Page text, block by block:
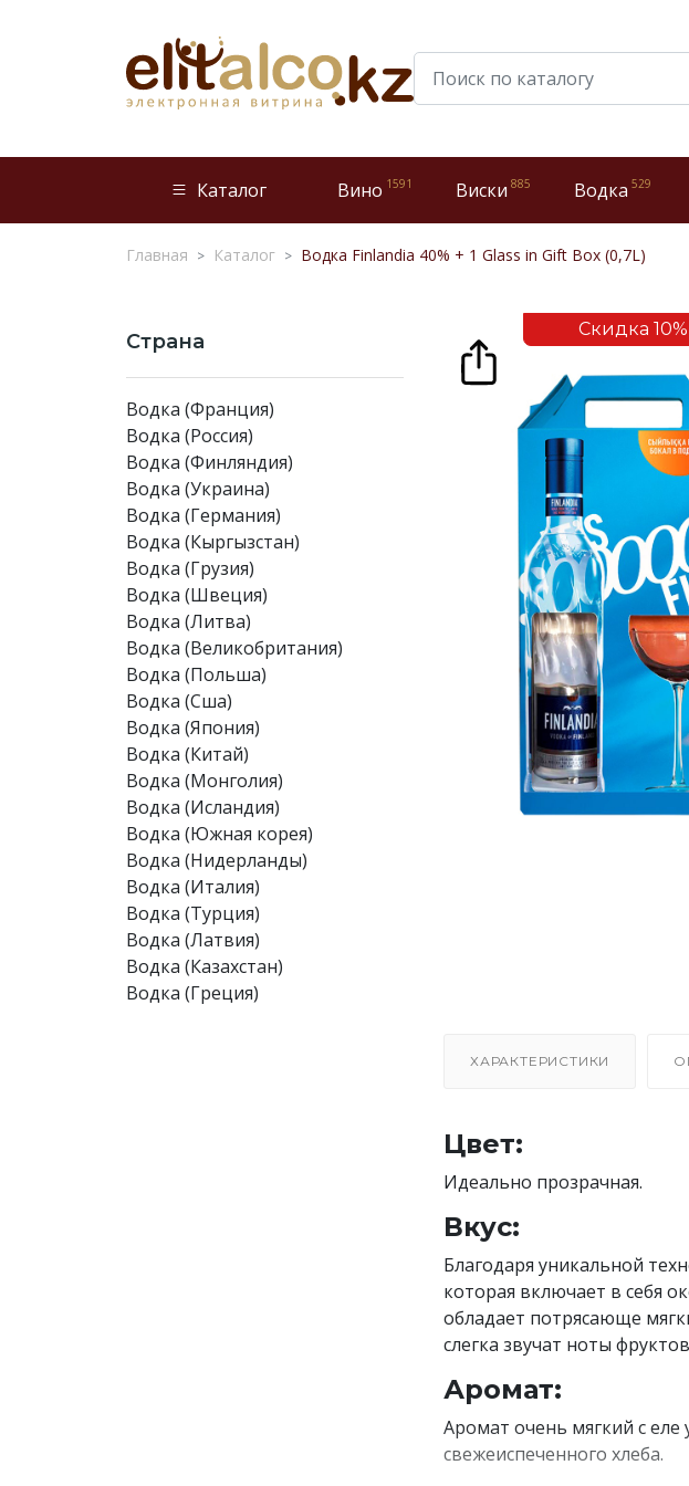
Каталог Вино 1591 Виски 885 Водка 529
Главная Каталог Водка Finlandia 40% + 1 Glass in Gift Box (0,7L)
Страна
Водка (Франция)
Водка (Россия)
Водка (Финляндия)
Водка (Украина)
Водка (Германия)
Водка (Кыргызстан)
Водка (Грузия)
Водка (Швеция)
Водка (Литва)
Водка (Великобритания)
Водка (Польша)
Водка (Сша)
Водка (Япония)
Водка (Китай)
Водка (Монголия)
Водка (Исландия)
Водка (Южная корея)
Водка (Нидерланды)
Водка (Италия)
Водка (Турция)
Водка (Латвия)
Водка (Казахстан)
Водка (Греция)
Скидка 10%
ХАРАКТЕРИСТИКИ
Цвет:
Идеально прозрачная.
Вкус:
Благодаря уникальной
которая включает в себя
обладает потрясающе
слегка звучат ноты
Аромат:
Аромат очень мягкий с
свежеиспеченного хлеба.